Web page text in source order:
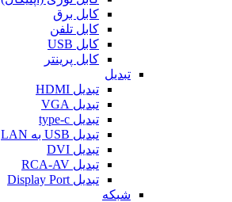
کابل برق
کابل تلفن
کابل USB
کابل پرینتر
تبدیل
تبدیل HDMI
تبدیل VGA
تبدیل type-c
تبدیل USB به LAN
تبدیل DVI
تبدیل RCA-AV
تبدیل Display Port
شبکه